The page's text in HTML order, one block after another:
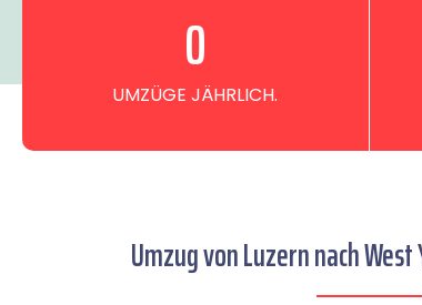
UMZÜGE JÄHRLICH.
0
Umzug von Luzern nach